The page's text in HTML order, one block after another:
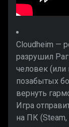
Cloudheim —
разрушил
человек
позабытых
вернуть
Игра
на ПК